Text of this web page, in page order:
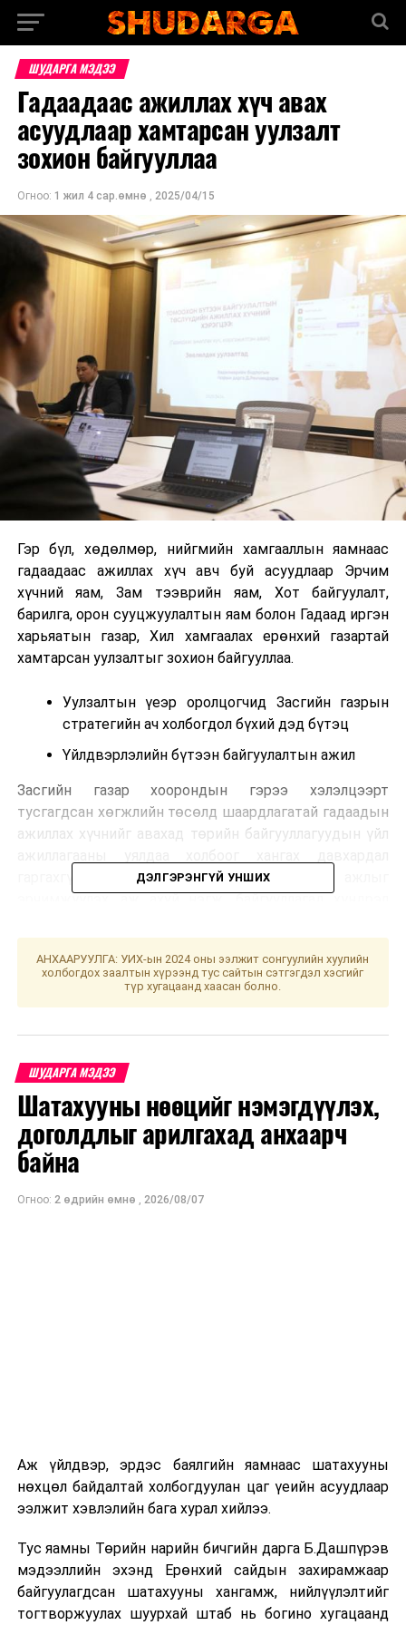
ШУДАРГА МЭДЭЭ
Гадаадаас ажиллах хүч авах
асуудлаар хамтарсан уулзалт
зохион байгууллаа
Огноо: 1 жил 4 сар.өмнө , 2025/04/15
Гэр бүл, хөдөлмөр, нийгмийн хамгааллын яамнаас
гадаадаас ажиллах хүч авч буй асуудлаар Эрчим
хүчний яам, Зам тээврийн яам, Хот байгуулалт,
барилга, орон сууцжуулалтын яам болон Гадаад иргэн
харьяатын газар, Хил хамгаалах ерөнхий газартай
хамтарсан уулзалтыг зохион байгууллаа.
Уулзалтын үеэр оролцогчид Засгийн газрын
стратегийн ач холбогдол бүхий дэд бүтэц
Үйлдвэрлэлийн бүтээн байгуулалтын ажил
Засгийн газар хоорондын гэрээ хэлэлцээрт
тусгагдсан хөгжлийн төсөлд шаардлагатай гадаадын
ажиллах хүчнийг авахад төрийн байгууллагуудын үйл
гаргахгүй байх, үйлчилгээг цахимжуулах ажлыг
солилцлоо.
Улаанбаатарт өдөртөө 12 хэм дулаан
ӨМНӨХ МЭДЭЭ
Монгол, Хятадын Парламент хоорондын Байнгын
уулзалтын механизмын VI уулзалт боллоо
ДЭЛГЭРЭНГҮЙ УНШИХ
АНХААРУУЛГА: УИХ-ын 2024 оны ээлжит сонгуулийн хуулийн
холбогдох заалтын хүрээнд тус сайтын сэтгэгдэл хэсгийг
түр хугацаанд хаасан болно.
ШУДАРГА МЭДЭЭ
Шатахууны нөөцийг нэмэгдүүлэх,
доголдлыг арилгахад анхаарч
байна
Огноо: 2 өдрийн өмнө , 2026/08/07
Аж үйлдвэр, эрдэс баялгийн яамнаас шатахууны
нөхцөл байдалтай холбогдуулан цаг үеийн асуудлаар
ээлжит хэвлэлийн бага хурал хийлээ.
Тус яамны Төрийн нарийн бичгийн дарга Б.Дашпүрэв
мэдээллийн эхэнд Ерөнхий сайдын захирамжаар
байгуулагдсан шатахууны хангамж, нийлүүлэлтийг
тогтворжуулах шуурхай штаб нь богино хугацаанд